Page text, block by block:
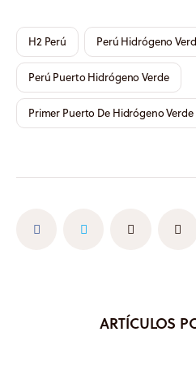
H2 Perú Perú Hidrógeno
Perú Puerto Hidrógeno Verde
Primer Puerto De Hidrógeno Verde
ARTÍCULOS